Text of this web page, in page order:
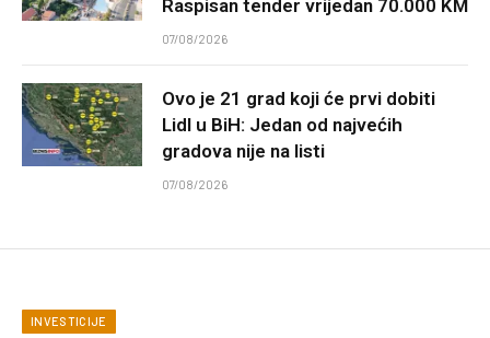
Raspisan tender vrijedan 70.000 KM
07/08/2026
Ovo je 21 grad koji će prvi dobiti
Lidl u BiH: Jedan od najvećih
gradova nije na listi
07/08/2026
INVESTICIJE